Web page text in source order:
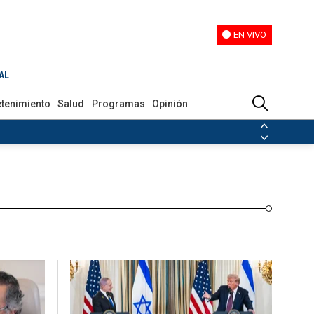
EN VIVO
Salud Programas Opinión
Venezuela Nicolás Maduro
de las FARC